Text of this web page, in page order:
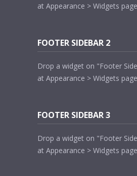
at Appearance > Widgets
FOOTER SIDEBAR 2
Drop a widget on "Footer
at Appearance > Widgets
FOOTER SIDEBAR 3
Drop a widget on "Footer
at Appearance > Widgets